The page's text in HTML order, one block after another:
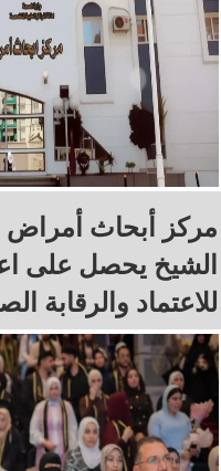
مركز أبحاث أمراض
الشيخ يحصل على
للاعتماد والرقابة